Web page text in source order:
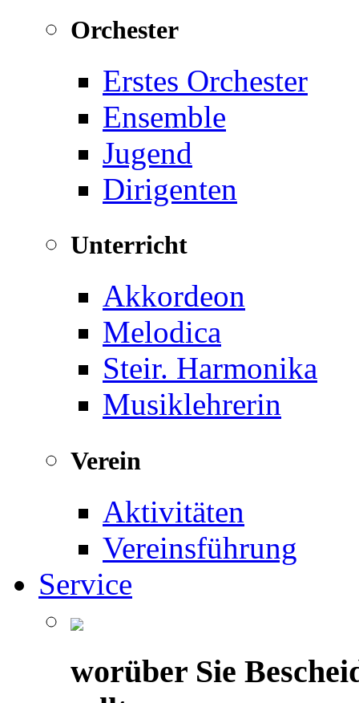
Orchester
Erstes Orchester
Ensemble
Jugend
Dirigenten
Unterricht
Akkordeon
Melodica
Steir. Harmonika
Musiklehrerin
Verein
Aktivitäten
Vereinsführung
Service
worüber Sie